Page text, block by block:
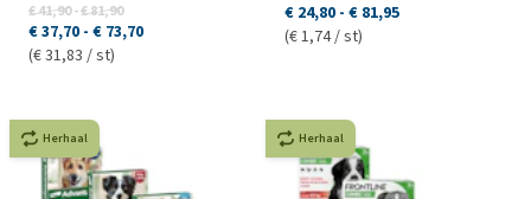
€ 41,90-€ 81,90
€ 37,70 - € 73,70
(€ 31,83 / st)
€ 24,80 - € 81,95
(€ 1,74 / st)
Herhaal Herhaal